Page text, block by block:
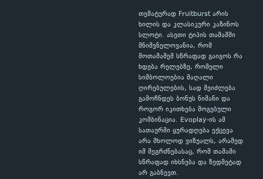
თემატურად Fruitburst არის
ხილის და კლასიკური კაზინოს
სლოტი. ასეთი ტიპის თამაშში
მნიშვნელოვანია, რომ
მოთამაშემ სწრაფად გაიგოს რა
ხდება რელებზე, რომელი
სიმბოლოებია მაღალი
ღირებულების, სად შეიძლება
გამოჩნდეს ბონუს ნიშანი და
როგორ იკითხება მოგებული
კომბინაცია. Evoplay-ის ამ
სათაურში ყურადღება ექცევა
არა მხოლოდ ვიზუალს, არამედ
იმ შეგრძნებასაც, რომ თამაში
სწრაფად იხსნება და ზედმეტად
არ გაბნევთ.